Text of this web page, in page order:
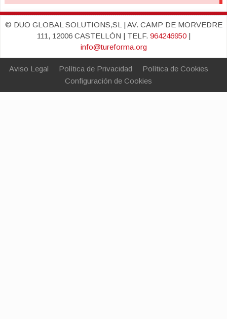
© DUO GLOBAL SOLUTIONS,SL | AV. CAMP DE MORVEDRE
111, 12006 CASTELLÓN | TELF. 964246950|
info@tureforma.org
Aviso Legal Política de Privacidad
Política de Cookies
Configuración de Cookies